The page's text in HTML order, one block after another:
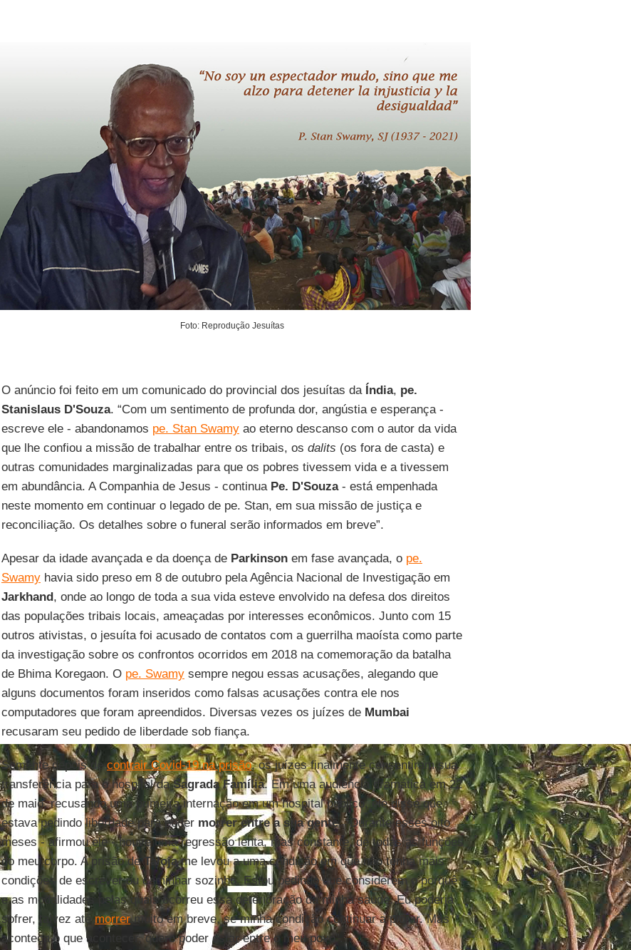
Foto: Reprodução Jesuítas
O anúncio foi feito em um comunicado do provincial dos jesuítas da Índia, pe.
Stanislaus D'Souza. “Com um sentimento de profunda dor, angústia e esperança -
escreve ele - abandonamos pe. Stan Swamyao eterno descanso com o autor da vida
que lhe confiou a missão de trabalhar entre os tribais, os dalits (os fora de casta) e
outras comunidades marginalizadas para que os pobres tivessem vida e a tivessem
em abundância. A Companhia de Jesus - continua Pe. D'Souza- está empenhada
neste momento em continuar o legado de pe. Stan, em sua missão de justiça e
reconciliação. Os detalhes sobre o funeral serão informados em breve”.
Apesar da idade avançada e da doença de Parkinsonem fase avançada, o pe.
Swamyhavia sido preso em 8 de outubro pela Agência Nacional de Investigação em
Jarkhand , onde ao longo de toda a sua vida esteve envolvido na defesa dos direitos
das populações tribais locais, ameaçadas por interesses econômicos. Junto com 15
outros ativistas, o jesuíta foi acusado de contatos com a guerrilha maoísta como parte
da investigação sobre os confrontos ocorridos em 2018 na comemoração da batalha
de Bhima Koregaon. O pe. Swamysempre negou essas acusações, alegando que
alguns documentos foram inseridos como falsas acusações contra ele nos
computadores que foram apreendidos. Diversas vezes os juízes de Mumbai
recusaram seu pedido de liberdade sob fiança.
Somente depois decontrair Covid-19 na prisão, os juízes finalmente consentiram sua
transferência para o hospital daSagrada Família. Em uma audiência dramática em 22
de maio, recusando uma primeira internação em um hospital público, ele disse que
estava pedindo liberdade para poder morrer entre a sua gente. “Durante esses oito
meses - afirmou ele - houve uma regressão lenta, mas constante, de todas as funções
do meu corpo. A prisão de Talojame levou a uma condição em que não tenha mais
condições de escrever ou caminhar sozinho. Estou pedindo que considerem o porquê
e as modalidades pelas quais ocorreu essa deterioração da minha saúde. Eu poderia
sofrer, talvez até morrermuito em breve, se minha condição continuar a piorar. Mas
aconteça o que acontecer, quero poder estar entre o meu povo”.